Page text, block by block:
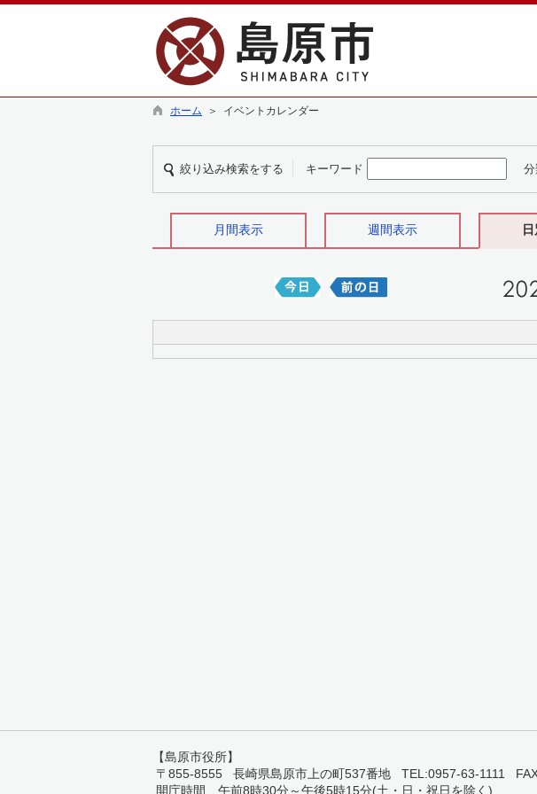
ホーム ＞ イベントカレンダー
絞り込み検索をする キーワード
月間表示 週間表示
【島原市役所】
〒855-8555 長崎県島原市上の町537番地 TEL:0957-63-1111
開庁時間 午前8時30分～午後5時15分(土・日・祝日を除く)